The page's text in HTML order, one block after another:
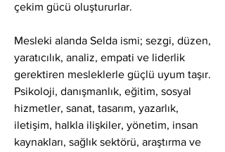
çekim gücü oluştururlar.
Mesleki alanda Selda ismi; sezgi, düzen,
yaratıcılık, analiz, empati ve liderlik
gerektiren mesleklerle güçlü uyum taşır.
Psikoloji, danışmanlık, eğitim, sosyal
hizmetler, sanat, tasarım, yazarlık,
iletişim, halkla ilişkiler, yönetim, insan
kaynakları, sağlık sektörü, araştırma ve